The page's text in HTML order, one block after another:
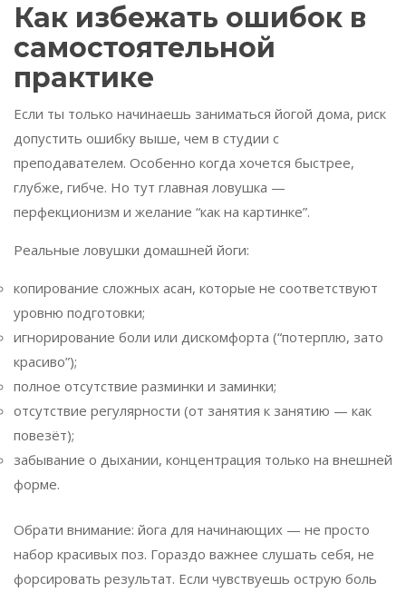
Как избежать ошибок в
самостоятельной
практике
Если ты только начинаешь заниматься йогой дома, риск
допустить ошибку выше, чем в студии с
преподавателем. Особенно когда хочется быстрее,
глубже, гибче. Но тут главная ловушка —
перфекционизм и желание “как на картинке”.
Реальные ловушки домашней йоги:
копирование сложных асан, которые не соответствуют
уровню подготовки;
игнорирование боли или дискомфорта (“потерплю, зато
красиво”);
полное отсутствие разминки и заминки;
отсутствие регулярности (от занятия к занятию — как
повезёт);
забывание о дыхании, концентрация только на внешней
форме.
Обрати внимание: йога для начинающих — не просто
набор красивых поз. Гораздо важнее слушать себя, не
форсировать результат. Если чувствуешь острую боль